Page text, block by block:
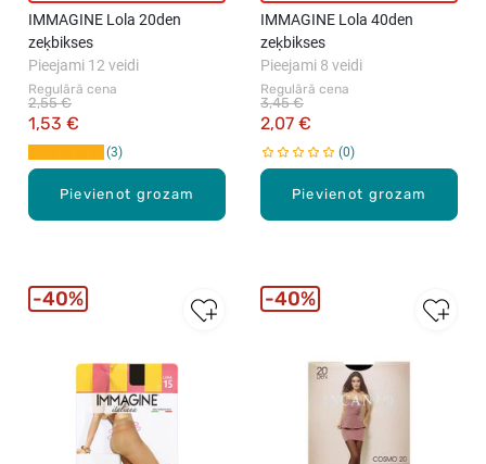
Pievienot grozam
IMMAGINE Lola 20den
zeķbikses
Regulārā cena
1,53 €
2,55 €
Pieejami 12 veidi
3
Pievienot grozam
IMMAGINE Lola 40den
zeķbikses
Regulārā cena
2,07 €
3,45 €
Pieejami 8 veidi
0
40% 40%